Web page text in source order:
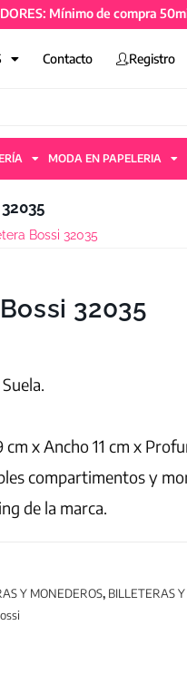
Mínimo de compra 50mil
Contacto Registro
MODA EN PAPELERIA
Bossi 32035
32035
x Ancho 11 cm x
compartimentos y
de la marca.
Y MONEDEROS, BILLETERAS